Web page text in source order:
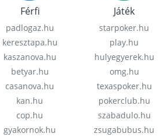
Férfi
padlogaz.hu
keresztapa.hu
kaszanova.hu
betyar.hu
casanova.hu
kan.hu
cop.hu
gyakornok.hu
Játék
starpoker.hu
play.hu
hulyegyerek.hu
omg.hu
texaspoker.hu
pokerclub.hu
szabadulo.hu
zsugabubus.hu